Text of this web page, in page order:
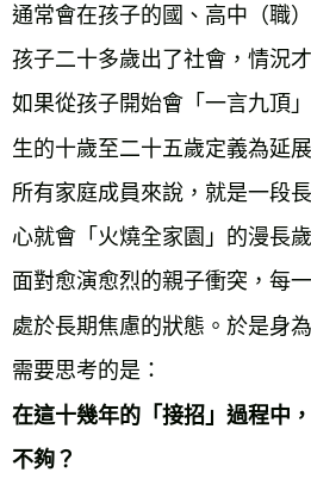
通常會在孩子的國、高中（職
孩子二十多歲出了社會，情況
如果從孩子開始會「一言九頂
生的十歲至二十五歲定義為延
所有家庭成員來說，就是一段
心就會「火燒全家園」的漫長歲
面對愈演愈烈的親子衝突，每
處於長期焦慮的狀態。於是身
需要思考的是：
在這十幾年的「接招」過程中
不夠？